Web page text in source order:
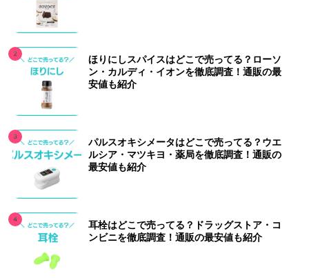
ほりにしスパイスはどこで売ってる？ローソ
ン・カルディ・イオンを徹底調査！通販の最
安値も紹介
パルスオキシメータはどこで売ってる？ウエ
ルシア・マツキヨ・薬局を徹底調査！通販の
最安値も紹介
耳栓はどこで売ってる？ドラッグストア・コ
ンビニを徹底調査！通販の最安値も紹介